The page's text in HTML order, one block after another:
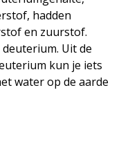
hadden
en zuurstof.
Uit de
kun je iets
water op de aarde